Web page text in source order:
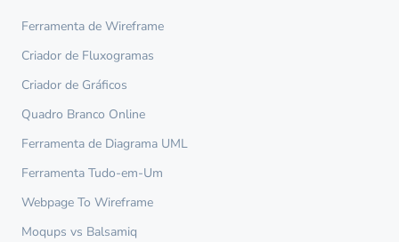
Ferramenta de Wireframe
Criador de Fluxogramas
Criador de Gráficos
Quadro Branco Online
Ferramenta de Diagrama UML
Ferramenta Tudo-em-Um
Webpage To Wireframe
Moqups vs Balsamiq